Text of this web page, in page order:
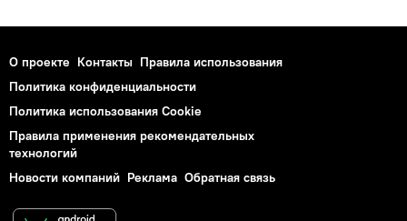
О проекте Контакты Правила использования
Политика конфиденциальности
Политика использования Cookie
Правила применения рекомендательных
технологий
Новости компаний Реклама Обратная связь